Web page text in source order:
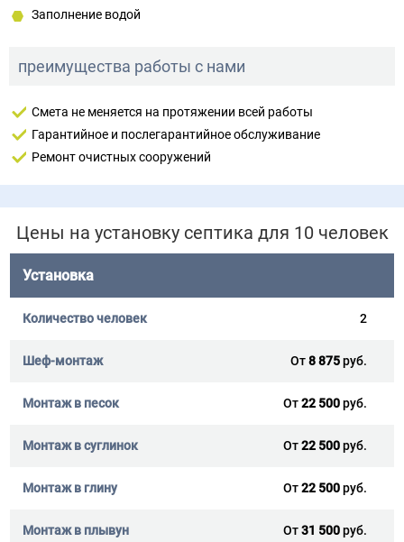
Заполнение водой
преимущества работы с нами
Смета не меняется на протяжении всей работы
Гарантийное и послегарантийное обслуживание
Ремонт очистных сооружений
Цены на установку септика для 10 человек
Установка
2
От8 875руб.
От22 500руб.
От22 500руб.
От22 500руб.
От31 500руб.